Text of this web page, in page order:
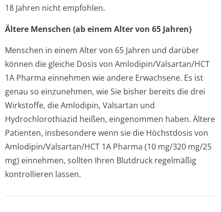
18 Jahren nicht empfohlen.
Ältere Menschen (ab einem Alter von 65 Jahren)
Menschen in einem Alter von 65 Jahren und darüber
können die gleiche Dosis von Amlodipin/Val­sartan/HCT
1A Pharma einnehmen wie andere Erwachsene. Es ist
genau so einzunehmen, wie Sie bisher bereits die drei
Wirkstoffe, die Amlodipin, Valsartan und
Hydrochlorothiazid heißen, eingenommen haben. Ältere
Patienten, insbesondere wenn sie die Höchstdosis von
Amlodipin/Val­sartan/HCT 1A Pharma (10 mg/320 mg/25
mg) einnehmen, sollten Ihren Blutdruck regelmäßig
kontrollieren lassen.